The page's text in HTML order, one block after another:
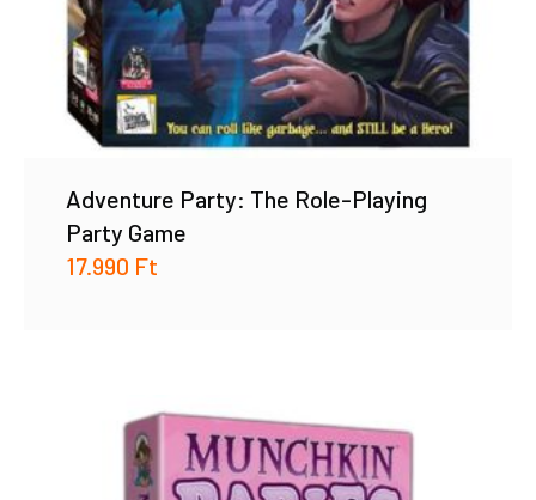
Adventure Party: The Role-Playing
Party Game
17.990 Ft